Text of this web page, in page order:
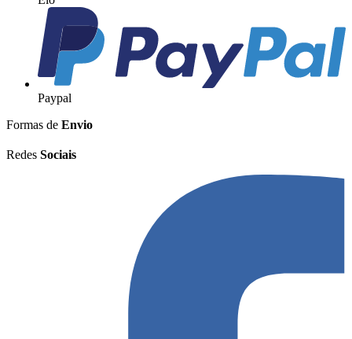
Paypal
Formas de Envio
Redes Sociais